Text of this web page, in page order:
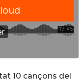
10 cançons del